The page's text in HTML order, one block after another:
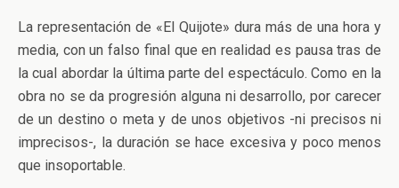
La representación de «El Quijote» dura más de una hora y
media, con un falso final que en realidad es pausa tras de
la cual abordar la última parte del espectáculo. Como en la
obra no se da progresión alguna ni desarrollo, por carecer
de un destino o meta y de unos objetivos -ni precisos ni
imprecisos-, la duración se hace excesiva y poco menos
que insoportable.